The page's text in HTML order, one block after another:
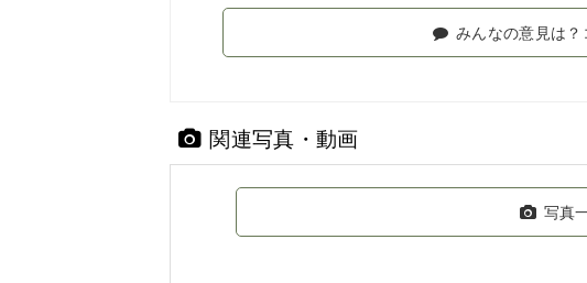
みんなの意見は？
関連写真・動画
写真